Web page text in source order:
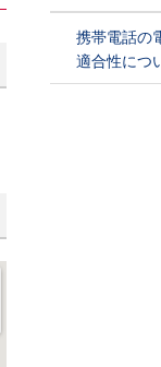
携帯電話の
適合性につ